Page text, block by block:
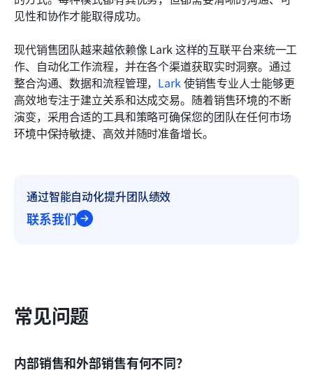
见性和协作才能取得成功。
现代销售团队越来越依赖像 Lark 这样的互联平台来统一工
作、自动化工作流程，并在各个渠道获取实时洞察。通过
整合沟通、数据和流程管理， Lark 使销售专业人士能够更
高效地专注于建立关系和达成交易。随着销售环境的不断
演变，采用合适的工具和策略可确保您的团队在任何市场
环境中保持敏捷、高效并随时准备增长。
通过智能自动化提升团队绩效
联系我们
常见问题
内部销售和外部销售有何不同？